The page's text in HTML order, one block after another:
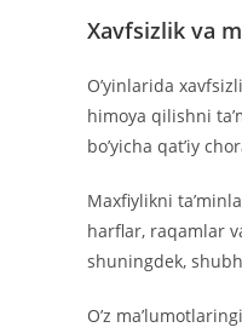
Xavfsizlik va
O’yinlarida
himoya qilishni
bo’yicha qat’iy
Maxfiylikni
harflar, raqamlar
shuningdek,
O’z